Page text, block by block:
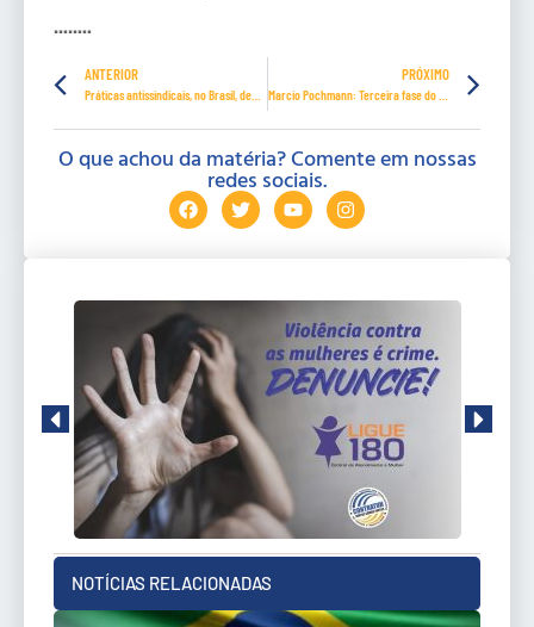
……..
ANTERIOR PRÓXIMO
O que achou da matéria? Comente em nossas
redes sociais.
NOTÍCIAS RELACIONADAS